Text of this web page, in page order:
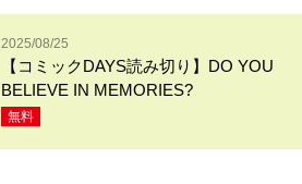
2025/08/25
【コミックDAYS読み切り】DO YOU
BELIEVE IN MEMORIES?
無料